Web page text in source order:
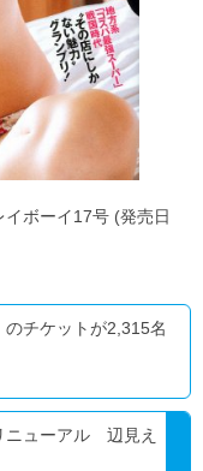
ボーイ17号 (発売日
のチケットが2,315名
ニューアル 辺見え